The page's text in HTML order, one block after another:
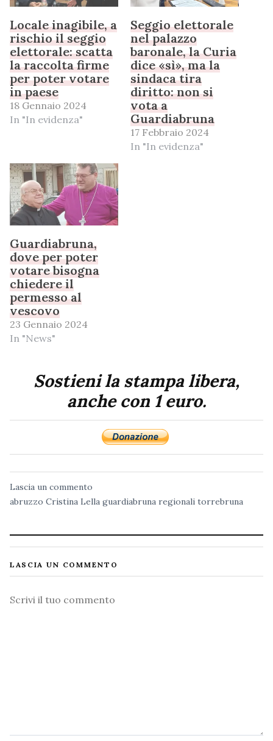
Locale inagibile, a
rischio il seggio
elettorale: scatta
la raccolta firme
per poter votare
in paese
18 Gennaio 2024
In "In evidenza"
Seggio elettorale
nel palazzo
baronale, la Curia
dice «sì», ma la
sindaca tira
diritto: non si
vota a
Guardiabruna
17 Febbraio 2024
In "In evidenza"
Guardiabruna,
dove per poter
votare bisogna
chiedere il
permesso al
vescovo
23 Gennaio 2024
In "News"
Sostieni la stampa libera,
anche con 1 euro.
Lascia un commento
abruzzo Cristina Lella guardiabruna regionali torrebruna
LASCIA UN COMMENTO
Commento